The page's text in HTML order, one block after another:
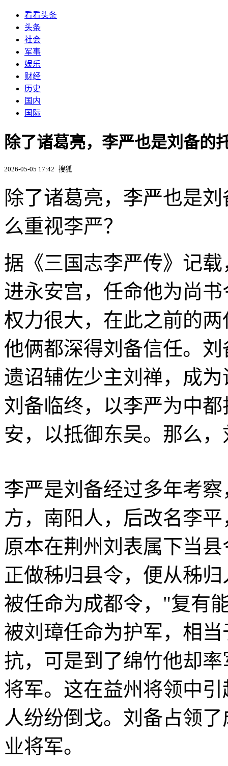
看看头条
头条
社会
军事
娱乐
财经
历史
国内
国际
除了诸葛亮，李严也是刘备的
2026-05-05 17:42 搜狐
除了诸葛亮，李严也是
么重视李严？
据《三国志李严传》记
进永安宫，任命他为尚
权力很大，在此之前的
他俩都深得刘备信任。
遗诏辅佐少主刘禅，成
刘备临终，以李严为中
安，以抵御东吴。那么
李严是刘备经过多年考
方，南阳人，后改名李
原本在荆州刘表属下当
正做秭归县令，便从秭
被任命为成都令，"复有
被刘璋任命为护军，相
抗，可是到了绵竹他却
将军。这在益州将领中
人纷纷倒戈。刘备占领
业将军。